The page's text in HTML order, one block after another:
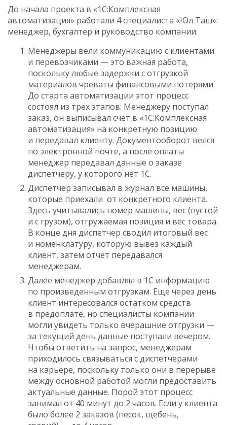
До начала проекта в «1С:Комплексная
автоматизация» работали 4 специалиста «Юл Таш»:
менеджер, бухгалтер и руководство компании.
Менеджеры вели коммуникацию с клиентами
и перевозчиками — это важная работа,
поскольку любые задержки с отгрузкой
материалов чреваты финансовыми потерями.
До старта автоматизации этот процесс
состоял из трех этапов: Менеджеру поступал
заказ, он выписывал счет в «1С:Комплексная
автоматизация» на конкретную позицию
и передавал клиенту. Документооборот велся
по электронной почте, а после оплаты
менеджер передавал данные о заказе
диспетчеру, у которого нет 1С.
Диспетчер записывал в журнал все машины,
которые приехали от конкретного клиента.
Здесь учитывались номер машины, вес (пустой
и с грузом), отгружаемая позиция и вес товара.
В конце дня диспетчер сводил итоговый вес
и номенклатуру, которую вывез каждый
клиент, затем отчет передавался
менеджерам.
Далее менеджер добавлял в 1С информацию
по произведенным отгрузкам. Еще через день
клиент интересовался остатком средств
в предоплате, но специалисты компании
могли увидеть только вчерашние отгрузки —
за текущий день данные поступали вечером.
Чтобы ответить на запрос, менеджерам
приходилось связываться с диспетчерами
на карьере, поскольку только они в перерыве
между основной работой могли предоставить
актуальные данные. Порой этот процесс
занимал от 40 минут до 2 часов. Если у клиента
было более 2 заказов (песок, щебень,